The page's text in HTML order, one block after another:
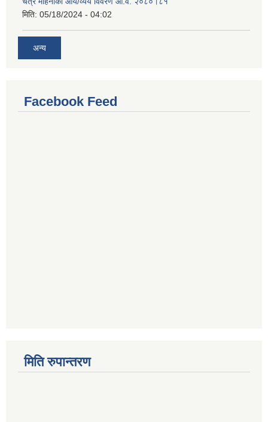
मिति: 05/18/2024 - 04:02
अन्य
Facebook Feed
मिति रुपान्तरण